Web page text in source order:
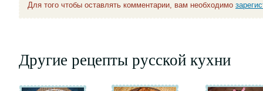
Для того чтобы оставлять комментарии, вам необходимо
Другие рецепты русской кухни